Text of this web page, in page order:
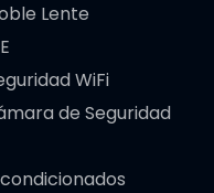
Lente
WiFi
de Seguridad